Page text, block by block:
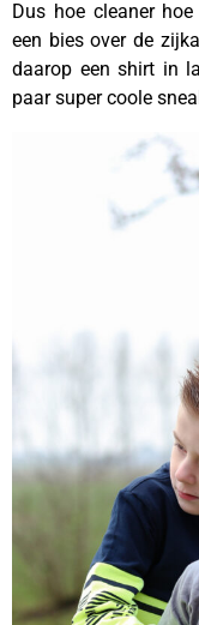
Dus hoe cleaner
een bies over de
daarop een shirt in
paar super coole